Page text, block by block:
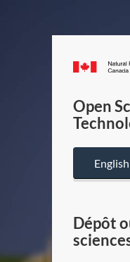
Open
English
Dépôt